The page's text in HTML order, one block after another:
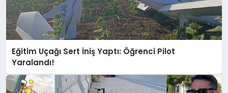
Eğitim Uçağı Sert İniş Yaptı: Öğrenci Pilot
Yaralandı!